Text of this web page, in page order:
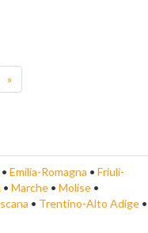
»
• Emilia-Romagna • Friuli-
• Marche • Molise •
• Trentino-Alto Adige •